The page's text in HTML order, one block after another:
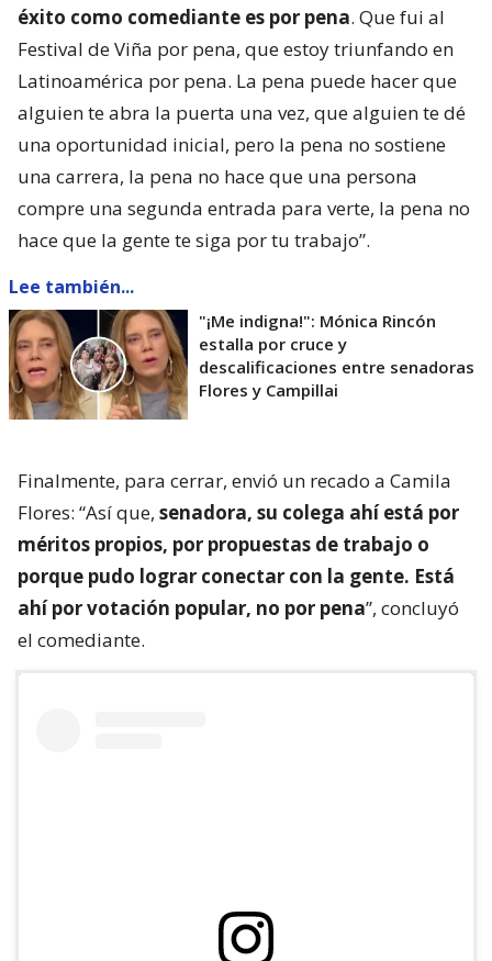
éxito como comediante es por pena. Que fui al
Festival de Viña por pena, que estoy triunfando en
Latinoamérica por pena. La pena puede hacer que
alguien te abra la puerta una vez, que alguien te dé
una oportunidad inicial, pero la pena no sostiene
una carrera, la pena no hace que una persona
compre una segunda entrada para verte, la pena no
hace que la gente te siga por tu trabajo”.
Lee también...
"¡Me indigna!": Mónica Rincón
estalla por cruce y
descalificaciones entre senadoras
Flores y Campillai
Finalmente, para cerrar, envió un recado a Camila
Flores: “Así que, senadora, su colega ahí está por
méritos propios, por propuestas de trabajo o
porque pudo lograr conectar con la gente. Está
ahí por votación popular, no por pena”, concluyó
el comediante.